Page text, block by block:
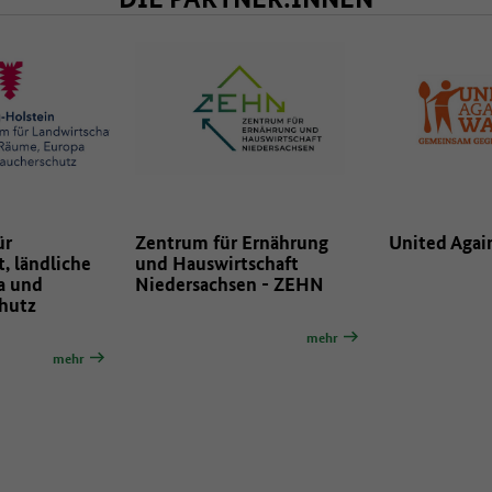
ländliche
und
mehr
Zentrum für Ernährung
und Hauswirtschaft
Niedersachsen - ZEHN
mehr
United